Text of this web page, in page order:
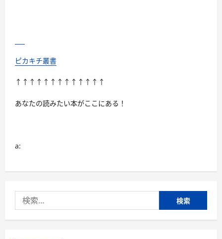
ピカキチ叢書
↑↑↑↑↑↑↑↑↑↑↑↑↑
あなたの読みたい本がここにある！
a:
索: